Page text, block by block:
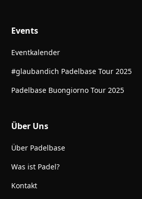
Events
Eventkalender
#glaubandich Padelbase Tour 2025
Padelbase Buongiorno Tour 2025
Über Uns
Über Padelbase
Was ist Padel?
Kontakt